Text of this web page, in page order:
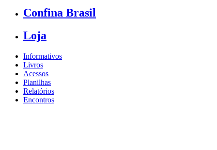
Confina Brasil
Loja
Informativos
Livros
Acessos
Planilhas
Relatórios
Encontros